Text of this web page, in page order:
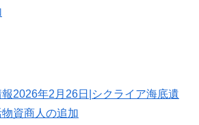
2026年2月26日|シクライア海底遺
資商人の追加